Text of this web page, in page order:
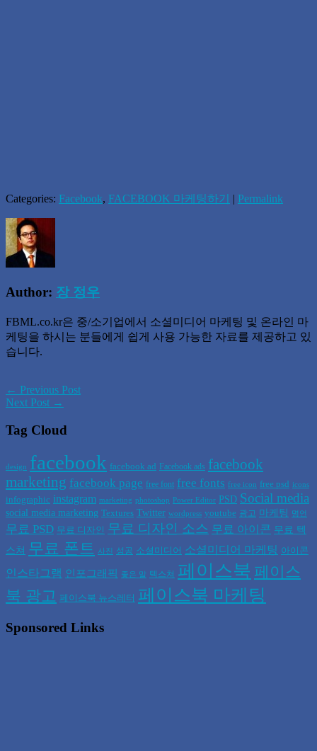
Categories: Facebook, FACEBOOK 마케팅하기 | Permalink
Author: 장 정우
FBML.co.kr은 중/소기업에서 소셜미디어 마케팅 및 온라인 마
케팅을 하시는 분들에게 쉽게 사용 가능한 자료를 제공하고 있
습니다.
← Previous Post
Next Post →
Tag Cloud
design facebook facebook ad Facebook ads facebook
marketing facebook page free font free fonts free icon free psd icons
infographic instagram marketing photoshop Power Editor PSD Social media
social media marketing Textures Twitter wordpress youtube 광고 마케팅 명언
무료 PSD 무료 디자인 무료 디자인 소스 무료 아이콘 무료 텍
스쳐 무료 폰트 사진 성공 소셜미디어 소셜미디어 마케팅 아이콘
인스타그램 인포그래픽 좋은 말 텍스쳐 페이스북 페이스
북 광고 페이스북 뉴스레터 페이스북 마케팅
Sponsored Links